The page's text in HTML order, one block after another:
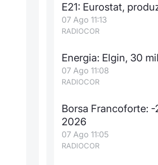
E21: Eurostat,
07 Ago 11:13
RADIOCOR
Energia: Elgin, 30
07 Ago 11:08
RADIOCOR
Borsa Francoforte:
2026
07 Ago 11:05
RADIOCOR